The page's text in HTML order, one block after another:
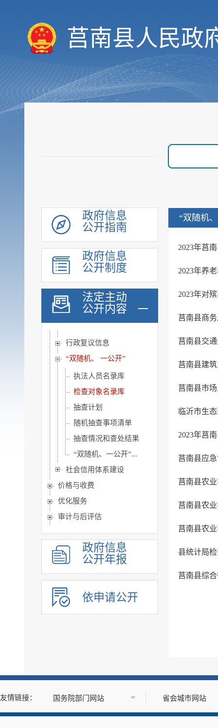
莒南县人民政
政府信息
公开指南
政府信息
公开制度
法定主动
公开内容
决策预公开
统计数据
财政信息
重要部署执行公开
权责清单
行政许可和其他管理服...
行政复议信息
“双随机、 一公开”
执法人员名录库
检查对象名录库
抽查计划
随机抽查事项清单
抽查情况和查处结果
“双随机、一公开”...
社会信用体系建设
价格与收费
优化服务
审计与后评估
建议提案公开
政府采购
重点领域信息
公共企事业单位信息公开
公告公示
政府信息
公开年报
依申请公开
“双随机
2023年莒
2023年养
2023年对
莒南县商
莒南县交
莒南县建
莒南县市
临沂市生
2023年莒
莒南县应
莒南县农
莒南县农
莒南县农
县统计局
莒南县综